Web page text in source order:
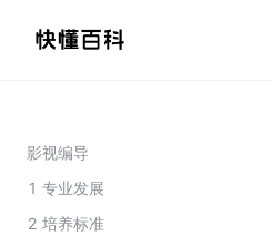
影视编导
1 专业发展
2 培养标准